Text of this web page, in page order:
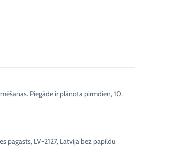
Piegāde ir plānota pirmdien, 10.
pagasts, LV-2127, Latvija bez papildu